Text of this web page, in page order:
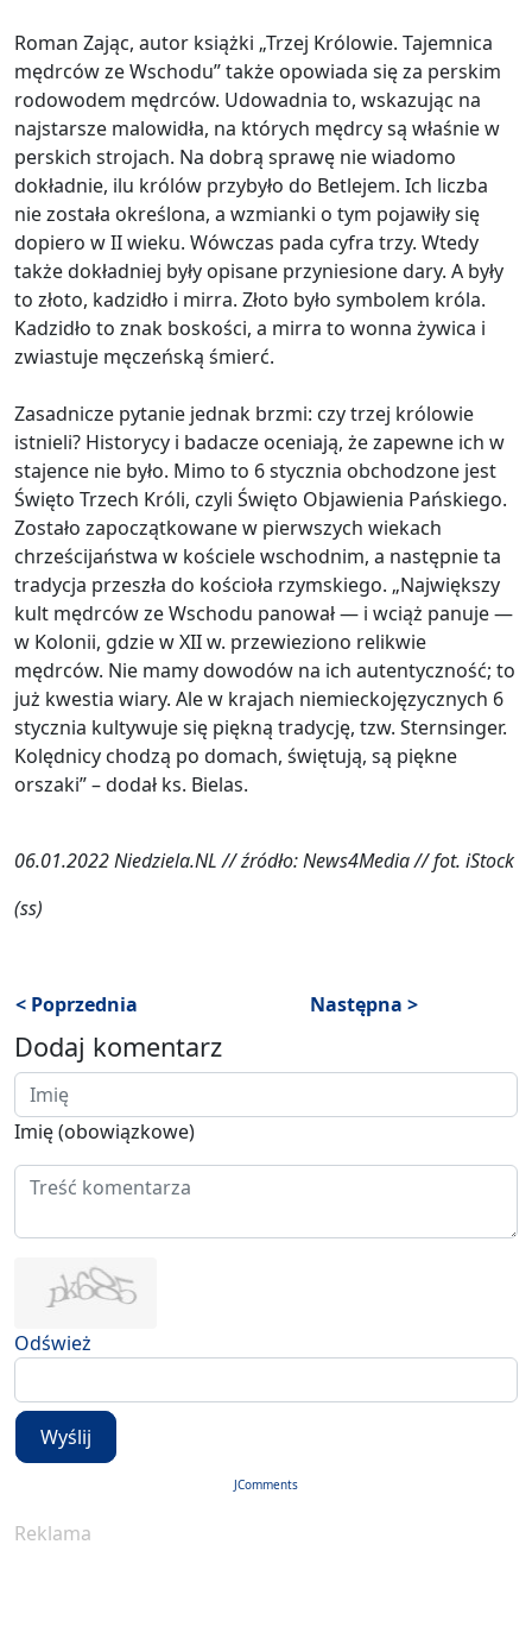
Roman Zając, autor książki „Trzej Królowie. Tajemnica
mędrców ze Wschodu” także opowiada się za perskim
rodowodem mędrców. Udowadnia to, wskazując na
najstarsze malowidła, na których mędrcy są właśnie w
perskich strojach. Na dobrą sprawę nie wiadomo
dokładnie, ilu królów przybyło do Betlejem. Ich liczba
nie została określona, a wzmianki o tym pojawiły się
dopiero w II wieku. Wówczas pada cyfra trzy. Wtedy
także dokładniej były opisane przyniesione dary. A były
to złoto, kadzidło i mirra. Złoto było symbolem króla.
Kadzidło to znak boskości, a mirra to wonna żywica i
zwiastuje męczeńską śmierć.
Zasadnicze pytanie jednak brzmi: czy trzej królowie
istnieli? Historycy i badacze oceniają, że zapewne ich w
stajence nie było. Mimo to 6 stycznia obchodzone jest
Święto Trzech Króli, czyli Święto Objawienia Pańskiego.
Zostało zapoczątkowane w pierwszych wiekach
chrześcijaństwa w kościele wschodnim, a następnie ta
tradycja przeszła do kościoła rzymskiego. „Największy
kult mędrców ze Wschodu panował — i wciąż panuje —
w Kolonii, gdzie w XII w. przewieziono relikwie
mędrców. Nie mamy dowodów na ich autentyczność; to
już kwestia wiary. Ale w krajach niemieckojęzycznych 6
stycznia kultywuje się piękną tradycję, tzw. Sternsinger.
Kolędnicy chodzą po domach, świętują, są piękne
orszaki” – dodał ks. Bielas.
06.01.2022 Niedziela.NL // źródło: News4Media // fot. iStock
(ss)
< Poprzednia Następna >
Dodaj komentarz
Imię (obowiązkowe)
Odśwież
Wyślij
JComments
Reklama